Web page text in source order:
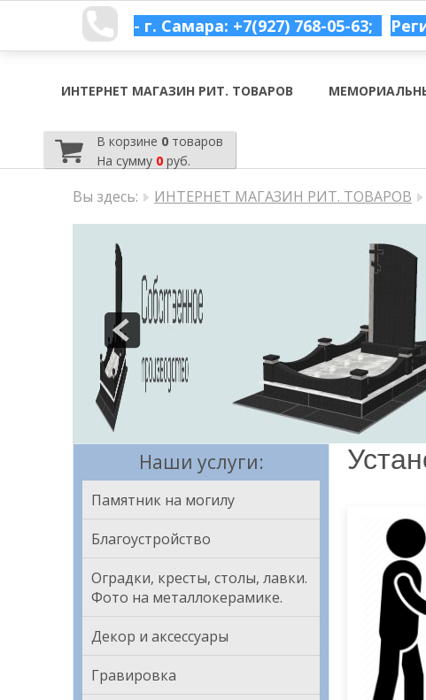
- г. Самара: +7(927) 768-05-63;
ИНТЕРНЕТ МАГАЗИН РИТ. ТОВАРОВ
В корзине 0товаров
На сумму 0руб.
Вы здесь: ИНТЕРНЕТ МАГАЗИН РИТ. ТОВАРОВ
Наши услуги:
Памятник на могилу
Благоустройство
Оградки, кресты, столы, лавки.
Фото на металлокерамике.
Декор и аксессуары
Гравировка
Забирает